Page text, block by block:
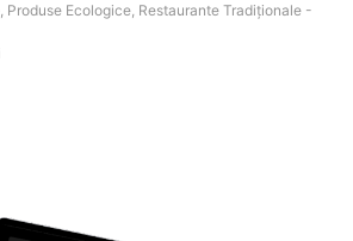
Produse Ecologice, Restaurante Tradiționale -